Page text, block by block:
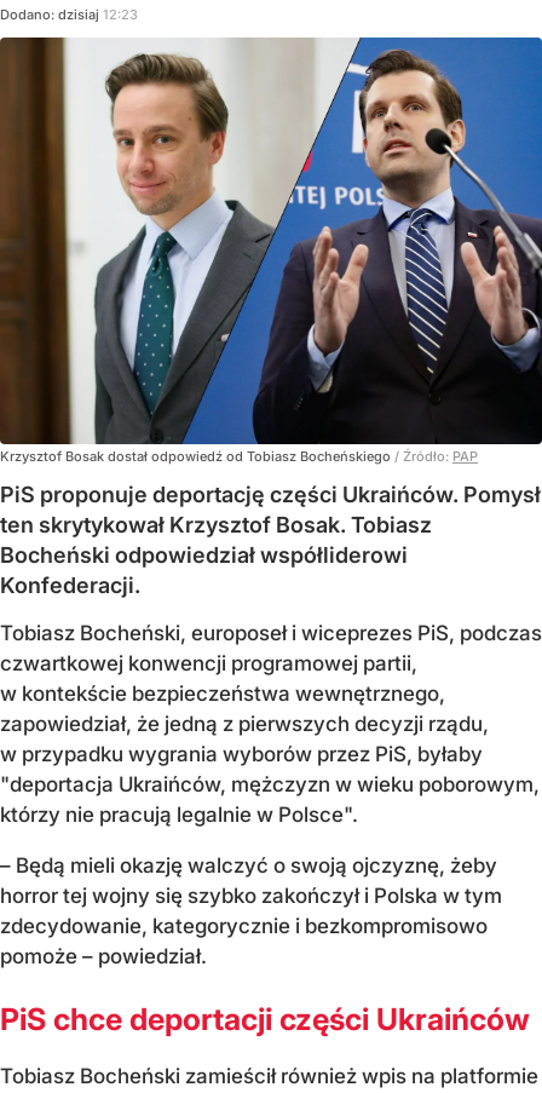
Dodano: dzisiaj 12:23
Krzysztof Bosak dostał odpowiedź od Tobiasz Bocheńskiego / Źródło: PAP
PiS proponuje deportację części Ukraińców. Pomysł
ten skrytykował Krzysztof Bosak. Tobiasz
Bocheński odpowiedział współliderowi
Konfederacji.
Tobiasz Bocheński, europoseł i wiceprezes PiS, podczas
czwartkowej konwencji programowej partii,
w kontekście bezpieczeństwa wewnętrznego,
zapowiedział, że jedną z pierwszych decyzji rządu,
w przypadku wygrania wyborów przez PiS, byłaby
"deportacja Ukraińców, mężczyzn w wieku poborowym,
którzy nie pracują legalnie w Polsce".
– Będą mieli okazję walczyć o swoją ojczyznę, żeby
horror tej wojny się szybko zakończył i Polska w tym
zdecydowanie, kategorycznie i bezkompromisowo
pomoże – powiedział.
PiS chce deportacji części Ukraińców
Tobiasz Bocheński zamieścił również wpis na platformie